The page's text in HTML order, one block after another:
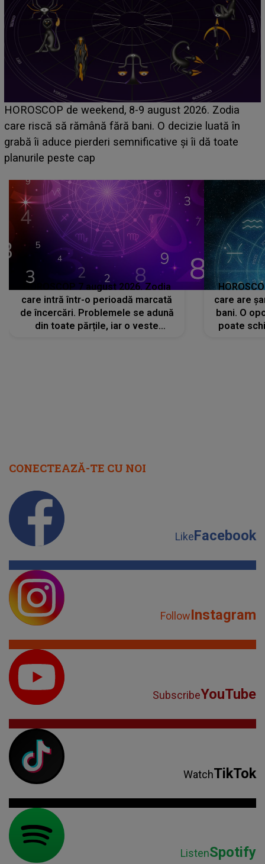
Emanuel a ținut ACEST DETALIU ASCUNS până
acum! În fața Alexandrei, concurentul din Casa Iubirii
face o MĂRTURISIRE NEAȘTEPTATĂ despre mama
sa: "I-am spus și ei în față, eu nu te iubesc pentru
HOROSCOP 7 august 2026. Zodia
care intră într-o perioadă marcată
de încercări. Problemele se adună
din toate părțile, iar o veste
care are
bani. O
poate
CONECTEAZĂ-TE CU NOI
LikeFacebook
FollowInstagram
SubscribeYouTube
WatchTikTok
ListenSpotify